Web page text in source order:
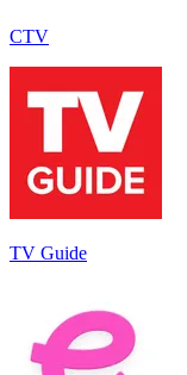
CTV
TV Guide